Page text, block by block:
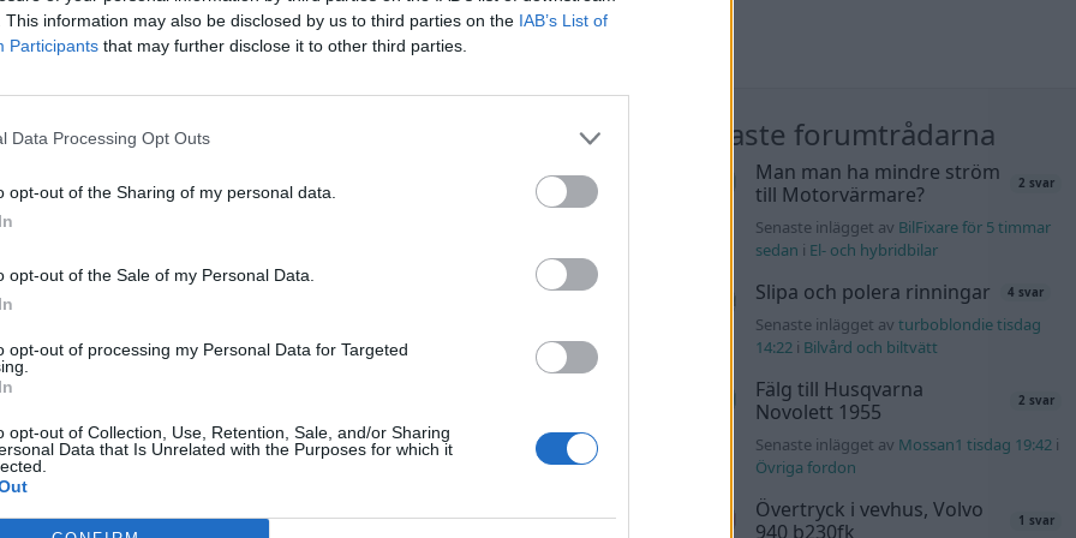
This information may also be disclosed by us to third parties on the IAB’s List of
Participants that may further disclose it to other third parties.
Data Processing Opt Outs
opt-out of the Sharing of my personal data.
opt-out of the Sale of my Personal Data.
opt-out of processing my Personal Data for Targeted
opt-out of Collection, Use, Retention, Sale, and/or Sharing
Data that Is Unrelated with the Purposes for which it
foruminläggen
fel anledning.
inlägget av
bromstryck efter
bromsok (Golf V
inlägget av
sedan
man ha mindre ström
inlägget avBilFixare för 5 timmar
Senaste projektinläggen
40 svar
Marurb1 för 1 timme
Renovering av en Honda
sedani
Senaste inlägget av
Xebers76 för 4 timmar
120 svar
Nyaste forumtrådarna
Man man ha mindre ström
till Motorvärmare?
2 svar
Senaste inlägget av BilFixare för 5 timmar
sedan i El- och hybridbilar
Slipa och polera rinningar 4 svar
Senaste inlägget av turboblondie tisdag
14:22i Bilvård och biltvätt
Fälg till Husqvarna
Novolett 1955
2 svar
Senaste inlägget av Mossan1 tisdag 19:42i
Övriga fordon
Övertryck i vevhus, Volvo
940 b230fk
1 svar